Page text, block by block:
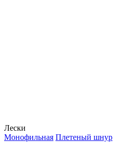
Лески
Монофильная Плетеный шнур